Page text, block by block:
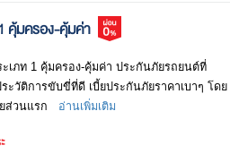
รืออาจเป็นชื่อทางการตลาดอื่นๆ ซึ่งอาจ
ทั้งนี้ จึงควรจะตรวจดูรายละเอียดความ
รมธรรม์ให้ชัดเจน เพื่อรักษาผลประโยชน์
คุ้มครอง-คุ้มค่า
เภท 1 คุ้มครอง-คุ้มค่า ประกันภัยรถยนต์ที่
ะวัติการขับขี่ที่ดี เบี้ยประกันภัยราคาเบาๆ โดย
ส่วนแรก
อ่านเพิ่มเติม